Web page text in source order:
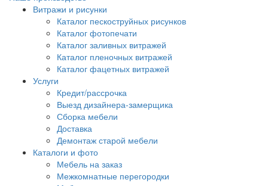
Витражи и рисунки
Каталог пескоструйных рисунков
Каталог фотопечати
Каталог заливных витражей
Каталог пленочных витражей
Каталог фацетных витражей
Услуги
Кредит/рассрочка
Выезд дизайнера-замерщика
Сборка мебели
Доставка
Демонтаж старой мебели
Каталоги и фото
Мебель на заказ
Межкомнатные перегородки